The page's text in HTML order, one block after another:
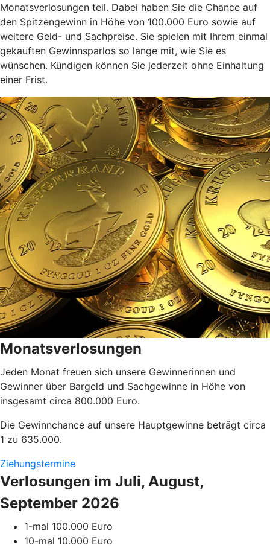
Monatsverlosungen teil. Dabei haben Sie die Chance auf
den Spitzengewinn in Höhe von 100.000 Euro sowie auf
weitere Geld- und Sachpreise. Sie spielen mit Ihrem einmal
gekauften Gewinnsparlos so lange mit, wie Sie es
wünschen. Kündigen können Sie jederzeit ohne Einhaltung
einer Frist.
Monatsverlosungen
Jeden Monat freuen sich unsere Gewinnerinnen und
Gewinner über Bargeld und Sachgewinne in Höhe von
insgesamt circa 800.000 Euro.
Die Gewinnchance auf unsere Hauptgewinne beträgt circa
1 zu 635.000.
Ziehungstermine
Verlosungen im Juli, August,
September 2026
1-mal 100.000 Euro
10-mal 10.000 Euro